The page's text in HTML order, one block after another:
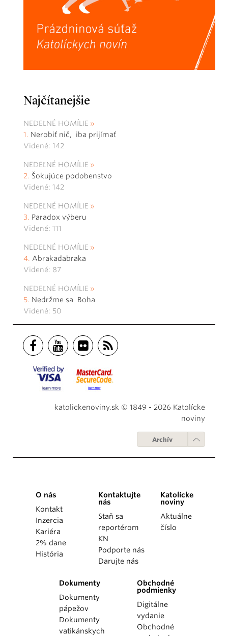
Najčítanejšie
NEDEĽNÉ HOMÍLIE
Nerobiť nič, iba prijímať
Videné: 142
NEDEĽNÉ HOMÍLIE
Šokujúce podobenstvo
Videné: 142
NEDEĽNÉ HOMÍLIE
Paradox výberu
Videné: 111
NEDEĽNÉ HOMÍLIE
Abrakadabraka
Videné: 87
NEDEĽNÉ HOMÍLIE
Nedržme sa Boha
Videné: 50
katolickenoviny.sk © 1849 - 2026 Katolícke
noviny
Archív
O nás
Kontakt
Inzercia
Kariéra
2% dane
História
Kontaktujte
nás
Staň sa
reportérom
KN
Podporte nás
Darujte nás
Katolícke
noviny
Aktuálne
číslo
Dokumenty
Dokumenty
pápežov
Dokumenty
vatikánskych
Obchodné
podmienky
Digitálne
vydanie
Obchodné